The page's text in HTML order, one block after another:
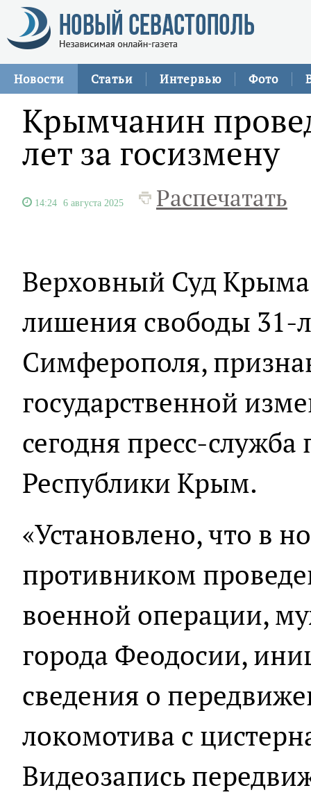
Новости Статьи Интервью Фото
Крымчанин
лет за госизмену
14:24 6 августа 2025 Распечатать
Верховный Суд
лишения свободы 31-
Симферополя,
государственной
сегодня пресс-
Республики Крым.
«Установлено, что в
противником
военной операции,
города Феодосии,
сведения о
локомотива с
Видеозапись